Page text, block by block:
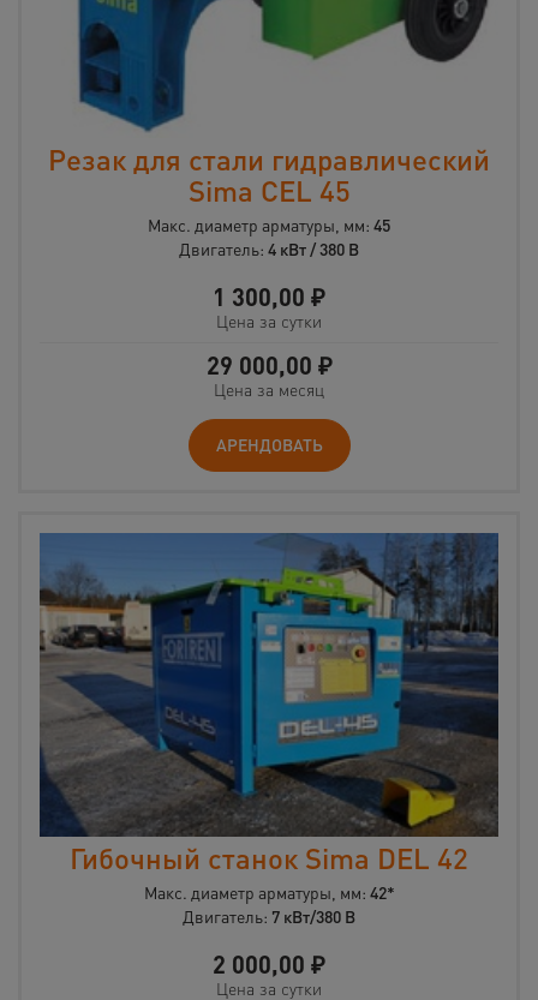
Резак для стали гидравлический
Sima CEL 45
Макс. диаметр арматуры, мм: 45
Двигатель: 4 кВт / 380 В
1 300,00 ₽
Цена за сутки
29 000,00 ₽
Цена за месяц
АРЕНДОВАТЬ
Гибочный станок Sima DEL 42
Макс. диаметр арматуры, мм: 42*
Двигатель: 7 кВт/380 В
2 000,00 ₽
Цена за сутки